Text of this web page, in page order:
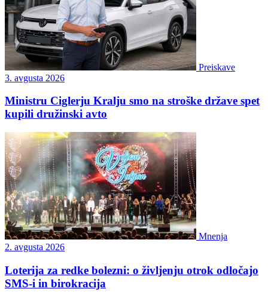
Preiskave
3. avgusta 2026
Ministru Ciglerju Kralju smo na stroške države spet
kupili družinski avto
Mnenja
2. avgusta 2026
Loterija za redke bolezni: o življenju otrok odločajo
SMS-i in birokracija